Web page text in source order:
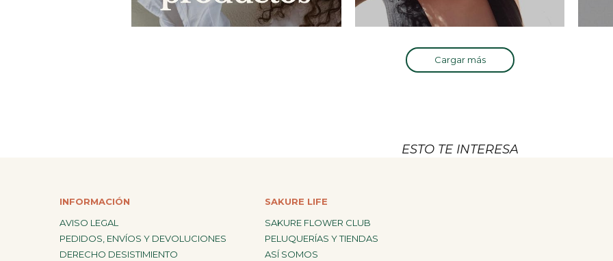
Cargar más
ESTO TE INTERESA
INFORMACIÓN
AVISO LEGAL
PEDIDOS, ENVÍOS Y DEVOLUCIONES
DERECHO DESISTIMIENTO
SAKURE LIFE
SAKURE FLOWER CLUB
PELUQUERÍAS Y TIENDAS
ASÍ SOMOS